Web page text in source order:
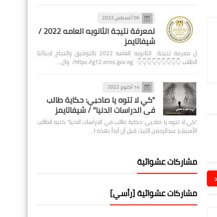
06 أغسطس 2022
لمعرفة نتيجة الثانويه العامه 2022 /
شيفاتايمز
ل معرفة نتيجة الثانويه العامه 2022 بالتوفيق والنجاح لابنائنا
الطلاب 👇👇👇👇👇👇👇👇👇 https://g12.emis.gov.eg/ وال…
14 أكتوبر 2022
"كي لا تتوه يا صاحبي: حكاية طالب
في الدراسات الدنيا" / شيفاتايمز
"كي لا تتوه يا صاحبي: حكاية طالب في الدراسات الدنيا" كتبه الطالب
الأسيف| عبدالرحمن الليث قبل أن أبدأ بهذه ا…
مشاركات عشوائية
مشاركات عشوائية [رأسي]